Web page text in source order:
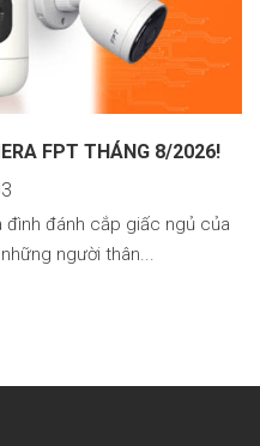
FPT THÁNG 8/2026!
đánh cắp giấc ngủ của
người thân...